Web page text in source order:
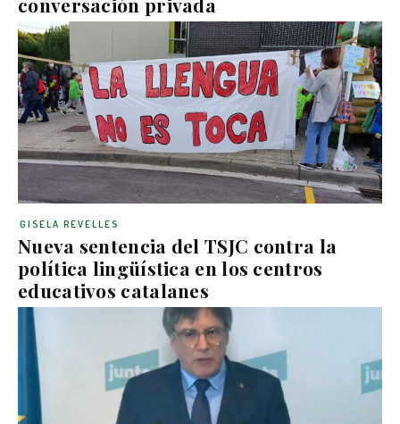
Nueva sentencia del TSJC contra la
política lingüística en los centros
educativos catalanes
GISELA REVELLES